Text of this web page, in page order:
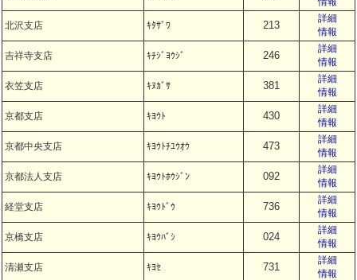
北沢支店 ｷﾀｻﾞﾜ 213
詳細
情報
吉祥寺支店 ｷﾁｼﾞﾖｳｼﾞ 246
詳細
情報
衣笠支店 ｷﾇｶﾞｻ 381
詳細
情報
京都支店 ｷﾖｳﾄ 430
詳細
情報
京都中央支店 ｷﾖｳﾄﾁﾕｳｵｳ 473
詳細
情報
京都法人支店 ｷﾖｳﾄﾎｳｼﾞﾝ 092
詳細
情報
経堂支店 ｷﾖｳﾄﾞｳ 736
詳細
情報
京橋支店 ｷﾖｳﾊﾞｼ 024
詳細
情報
清瀬支店 ｷﾖｾ 731
詳細
情報